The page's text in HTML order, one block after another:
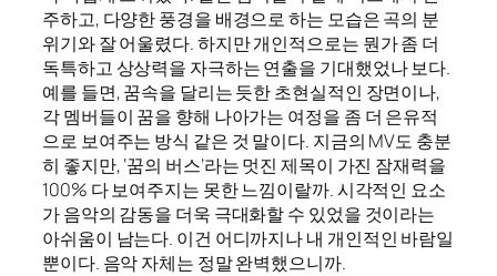
주하고, 다양한 풍경을 배경으로 하는 모습은 곡의 분
위기와 잘 어울렸다. 하지만 개인적으로는 뭔가 좀 더
독특하고 상상력을 자극하는 연출을 기대했었나 보다.
예를 들면, 꿈속을 달리는 듯한 초현실적인 장면이나,
각 멤버들이 꿈을 향해 나아가는 여정을 좀 더 은유적
으로 보여주는 방식 같은 것 말이다. 지금의 MV도 충분
히 좋지만, ‘꿈의 버스’라는 멋진 제목이 가진 잠재력을
100% 다 보여주지는 못한 느낌이랄까. 시각적인 요소
가 음악의 감동을 더욱 극대화할 수 있었을 것이라는
아쉬움이 남는다. 이건 어디까지나 내 개인적인 바람일
뿐이다. 음악 자체는 정말 완벽했으니까.